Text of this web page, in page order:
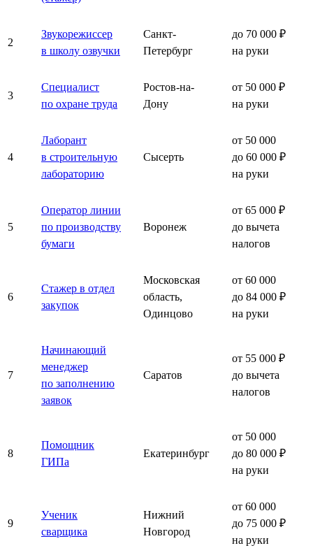
2
Звукорежиссер
в школу озвучки
Санкт-
Петербург
до 70 000 ₽
на руки
3
Специалист
по охране труда
Ростов-на-
Дону
от 50 000 ₽
на руки
4
Лаборант
в строительную
лабораторию
Сысерть
от 50 000
до 60 000 ₽
на руки
5
Оператор линии
по производству
бумаги
Воронеж
от 65 000 ₽
до вычета
налогов
6
Стажер в отдел
закупок
Московская
область,
Одинцово
от 60 000
до 84 000 ₽
на руки
7
Начинающий
менеджер
по заполнению
заявок
Саратов
от 55 000 ₽
до вычета
налогов
8
Помощник
ГИПа
Екатеринбург
от 50 000
до 80 000 ₽
на руки
9
Ученик
сварщика
Нижний
Новгород
от 60 000
до 75 000 ₽
на руки